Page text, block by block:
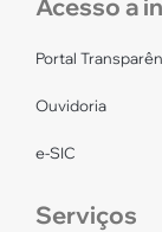
Acesso a
Portal
Ouvidoria
e-SIC
Serviços